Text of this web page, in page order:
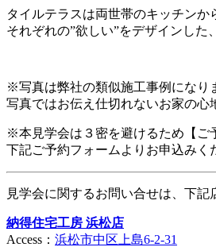
タイルテラスは両世帯のキッチンか
それぞれの”欲しい”をデザインした
※写真は弊社の類似施工事例になり
写真ではお伝え仕切れないお家の
※本見学会は３密を避けるため【ご
下記ご予約フォームよりお申込みく
見学会に関するお問い合せは、下記
納得住宅工房 浜松店
Access： 浜松市中区上島6-2-31